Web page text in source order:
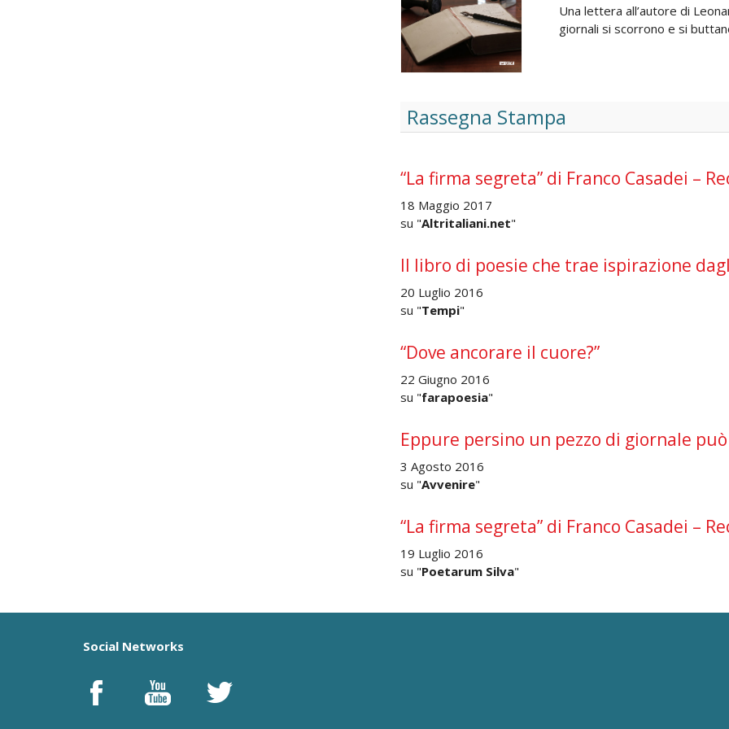
Una lettera all’autore di
giornali si scorrono e si
Rassegna Stampa
“La firma segreta” di Franco Casadei –
18 Maggio 2017
su "Altritaliani.net"
Il libro di poesie che trae ispirazione
20 Luglio 2016
su "Tempi"
“Dove ancorare il cuore?”
22 Giugno 2016
su "farapoesia"
Eppure persino un pezzo di giornale
3 Agosto 2016
su "Avvenire"
“La firma segreta” di Franco Casadei –
19 Luglio 2016
su "Poetarum Silva"
Social Networks